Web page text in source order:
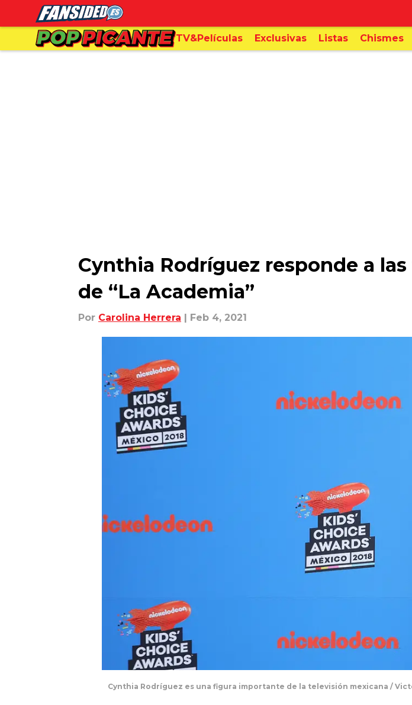
TV&Películas Exclusivas Listas Chismes
Cynthia Rodríguez responde a
de “La Academia”
Por Carolina Herrera | Feb 4, 2021
Cynthia Rodríguez es una figura importante de la televisión mexicana /